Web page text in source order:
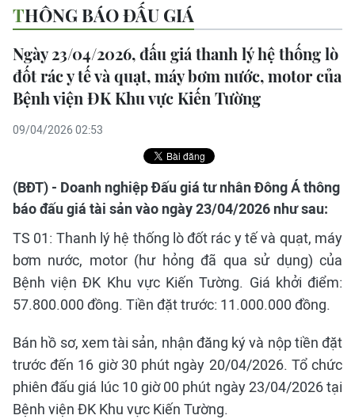
THÔNG BÁO ĐẤU GIÁ
Ngày 23/04/2026, đấu giá thanh lý hệ thống lò
đốt rác y tế và quạt, máy bơm nước, motor của
Bệnh viện ĐK Khu vực Kiến Tường
09/04/2026 02:53
(BĐT) - Doanh nghiệp Đấu giá tư nhân Đông Á thông
báo đấu giá tài sản vào ngày 23/04/2026 như sau:
TS 01: Thanh lý hệ thống lò đốt rác y tế và quạt, máy
bơm nước, motor (hư hỏng đã qua sử dụng) của
Bệnh viện ĐK Khu vực Kiến Tường. Giá khởi điểm:
57.800.000 đồng. Tiền đặt trước: 11.000.000 đồng.
Bán hồ sơ, xem tài sản, nhận đăng ký và nộp tiền đặt
trước đến 16 giờ 30 phút ngày 20/04/2026. Tổ chức
phiên đấu giá lúc 10 giờ 00 phút ngày 23/04/2026 tại
Bệnh viện ĐK Khu vực Kiến Tường.